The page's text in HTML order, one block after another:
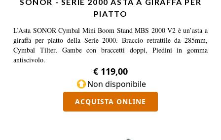
PIATTO
L’Asta SONOR Cymbal Mini Boom Stand MBS 2000 V2 è un’asta a
giraffa per piatto della Serie 2000. Braccio retrattile da 285mm,
Cymbal Tilter, Gambe con braccetti doppi, Piedini in gomma
antiscivolo.
€ 119,00
Non disponibile
ACQUISTA ONLINE